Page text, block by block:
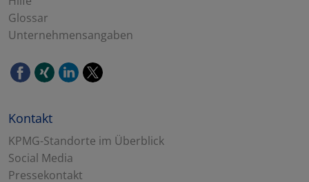
Glossar
Unternehmensangaben
Kontakt
KPMG-Standorte im Überblick
Social Media
Pressekontakt